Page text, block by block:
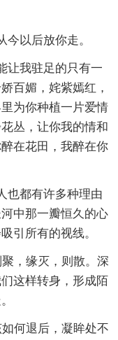
以后放你走。
让我驻足的只有一
百媚，姹紫嫣红，
为你种植一片爱情
丛，让你我的情和
在花田，我醉在你
也都有许多种理由
中那一瓣恒久的心
引所有的视线。
，缘灭，则散。深
这样转身，形成陌
何退后，凝眸处不